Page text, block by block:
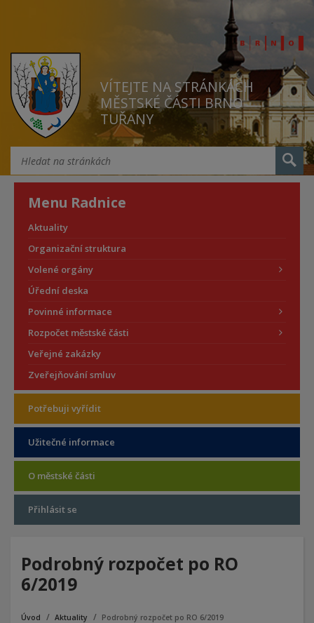
VÍTEJTE NA STRÁNKÁCH
MĚSTSKÉ ČÁSTI BRNO
TUŘANY
Menu Radnice
Aktuality
Organizační struktura
Volené orgány
Úřední deska
Povinné informace
Rozpočet městské části
Veřejné zakázky
Zveřejňování smluv
Potřebuji vyřídit
Užitečné informace
O městské části
Přihlásit se
Podrobný rozpočet po RO
6/2019
Úvod Aktuality Podrobný rozpočet po RO 6/2019